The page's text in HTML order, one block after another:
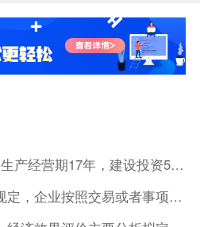
某建设项目建设期3年，生产经营期17年，建设投资5500万元
我国《企业会计准则》规定，企业按照交易或者事项的经济特征确定